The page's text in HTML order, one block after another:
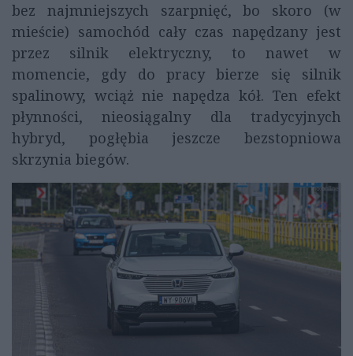
bez najmniejszych szarpnięć, bo skoro (w
mieście) samochód cały czas napędzany jest
przez silnik elektryczny, to nawet w
momencie, gdy do pracy bierze się silnik
spalinowy, wciąż nie napędza kół. Ten efekt
płynności, nieosiągalny dla tradycyjnych
hybryd, pogłębia jeszcze bezstopniowa
skrzynia biegów.